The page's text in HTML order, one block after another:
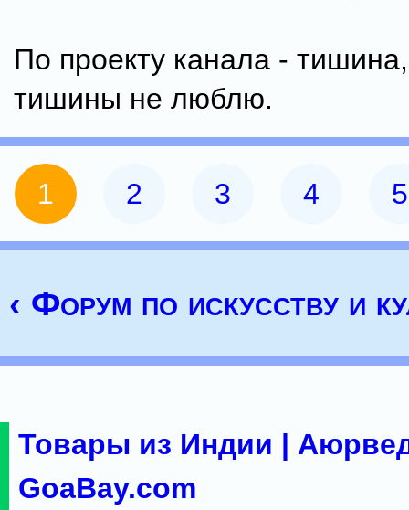
По проекту канала -
тишины не люблю.
1 2 3 4 5
‹ Форум по искусству и
Товары из Индии |
GoaBay.com